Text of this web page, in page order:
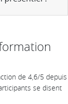
de 4,6/5 depuis
se disent